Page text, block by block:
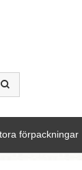
förpackningar